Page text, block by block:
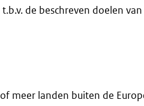
de beschreven doelen van
meer landen buiten de